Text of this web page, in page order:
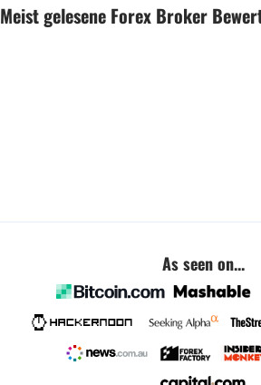
Meist gelesene Forex Broker
As seen on...